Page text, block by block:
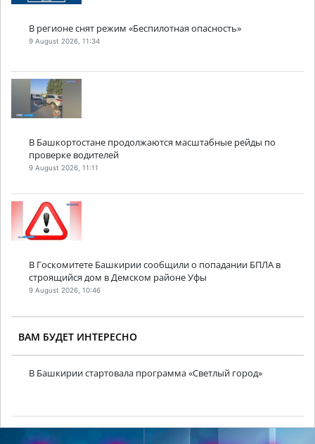
В регионе снят режим «Беспилотная опасность»
9 August 2026, 11:34
В Башкортостане продолжаются масштабные рейды по
проверке водителей
9 August 2026, 11:11
В Госкомитете Башкирии сообщили о попадании БПЛА в
строящийся дом в Демском районе Уфы
9 August 2026, 10:46
ВАМ БУДЕТ ИНТЕРЕСНО
В Башкирии стартовала программа «Светлый город»